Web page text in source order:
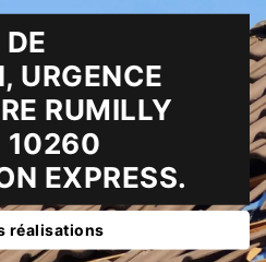
URGENCE
RUMILLY
10260
EXPRESS.
réalisations